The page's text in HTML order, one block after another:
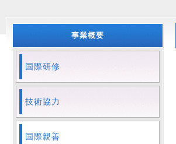
事業概要
国際研修
技術協力
国際親善